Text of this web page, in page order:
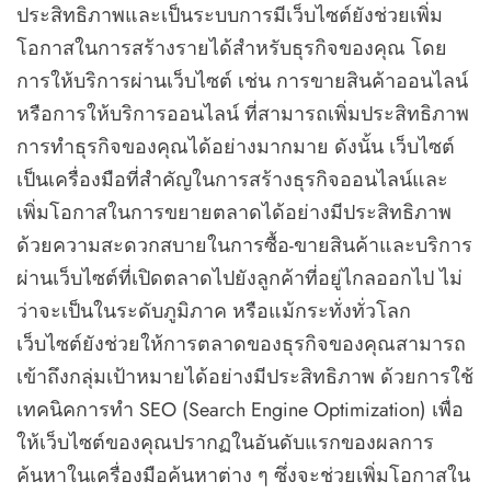
ประสิทธิภาพและเป็นระบบการมีเว็บไซต์ยังช่วยเพิ่ม
โอกาสในการสร้างรายได้สำหรับธุรกิจของคุณ โดย
การให้บริการผ่านเว็บไซต์ เช่น การขายสินค้าออนไลน์
หรือการให้บริการออนไลน์ ที่สามารถเพิ่มประสิทธิภาพ
การทำธุรกิจของคุณได้อย่างมากมาย ดังนั้น เว็บไซต์
เป็นเครื่องมือที่สำคัญในการสร้างธุรกิจออนไลน์และ
เพิ่มโอกาสในการขยายตลาดได้อย่างมีประสิทธิภาพ
ด้วยความสะดวกสบายในการซื้อ-ขายสินค้าและบริการ
ผ่านเว็บไซต์ที่เปิดตลาดไปยังลูกค้าที่อยู่ไกลออกไป ไม่
ว่าจะเป็นในระดับภูมิภาค หรือแม้กระทั่งทั่วโลก
เว็บไซต์ยังช่วยให้การตลาดของธุรกิจของคุณสามารถ
เข้าถึงกลุ่มเป้าหมายได้อย่างมีประสิทธิภาพ ด้วยการใช้
เทคนิคการทำ SEO (Search Engine Optimization) เพื่อ
ให้เว็บไซต์ของคุณปรากฏในอันดับแรกของผลการ
ค้นหาในเครื่องมือค้นหาต่าง ๆ ซึ่งจะช่วยเพิ่มโอกาสใน